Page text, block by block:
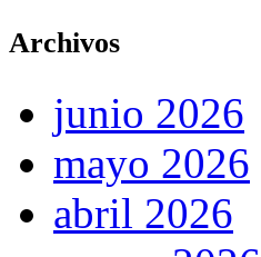
Archivos
junio 2026
mayo 2026
abril 2026